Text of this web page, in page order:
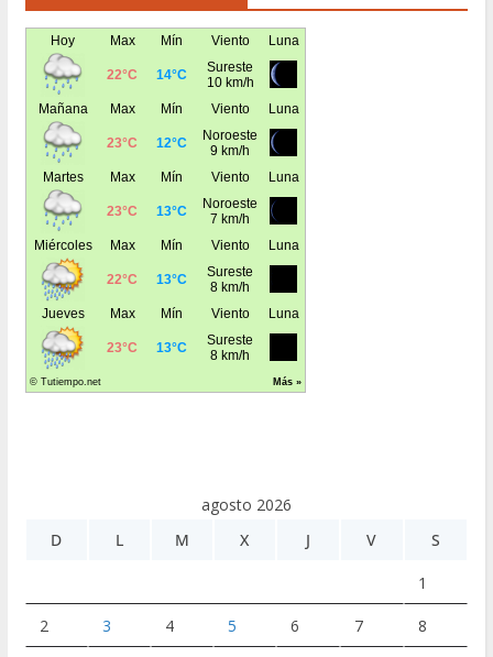
agosto 2026
D
L M X J V S
1
2 3 4 5 6 7 8